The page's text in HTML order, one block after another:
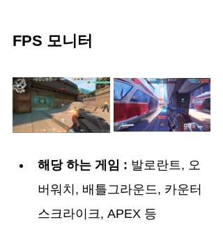
FPS 모니터
해당 하는 게임 : 발로란트, 오
버워치, 배틀그라운드, 카운터
스크라이크, APEX 등